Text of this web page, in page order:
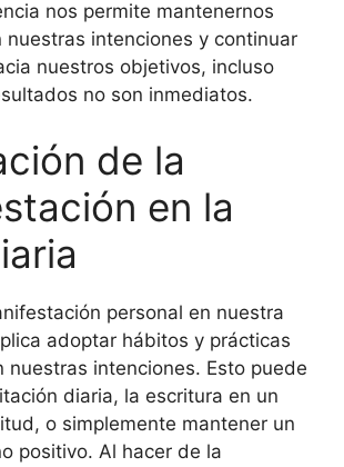
nos permite mantenernos
nuestras intenciones y continuar
nuestros objetivos, incluso
no son inmediatos.
de la
en la
personal en nuestra
adoptar hábitos y prácticas
nuestras intenciones. Esto puede
diaria, la escritura en un
o simplemente mantener un
positivo. Al hacer de la